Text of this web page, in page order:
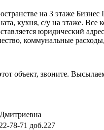
на 3 этаже
кухня, с/у на этаже.
юридический
коммунальные
звоните. Высылаем в
78-71 доб.227